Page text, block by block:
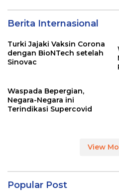
Berita Internasional
Turki Jajaki Vaksin Corona
dengan BioNTech setelah
Sinovac
Waspada Bepergian,
Negara-Negara ini
Terindikasi Supercovid
View
Popular Post